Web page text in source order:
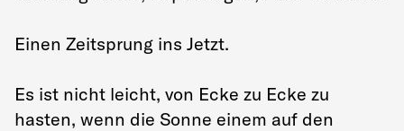
Einen Zeitsprung ins Jetzt.
Es ist nicht leicht, von Ecke zu Ecke zu
hasten, wenn die Sonne einem auf den